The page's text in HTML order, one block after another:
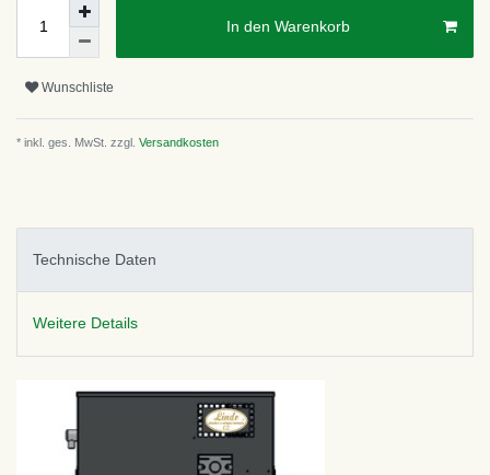
In den Warenkorb
Wunschliste
* inkl. ges. MwSt. zzgl. Versandkosten
Technische Daten
Weitere Details